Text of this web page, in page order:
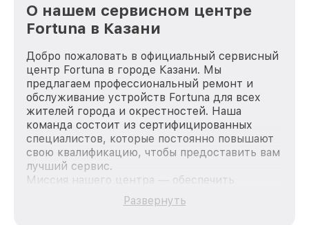
О нашем сервисном центре
Fortuna в Казани
Добро пожаловать в официальный сервисный
центр Fortuna в городе Казани. Мы
предлагаем профессиональный ремонт и
обслуживание устройств Fortuna для всех
жителей города и окрестностей. Наша
команда состоит из сертифицированных
специалистов, которые постоянно повышают
свою квалификацию, чтобы предоставить вам
лучший сервис.
Миссия нашего центра — обеспечить
качественный и доступный ремонт для
каждого пользователя продукции Fortuna, вне
Развернуть